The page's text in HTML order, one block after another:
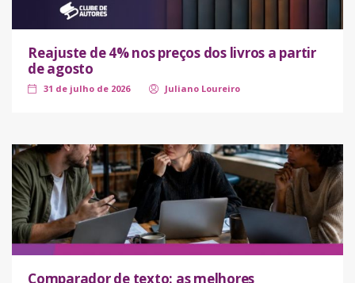
Reajuste de 4% nos preços dos livros a partir
de agosto
31 de julho de 2026 Juliano Loureiro
Comparador de texto: as melhores